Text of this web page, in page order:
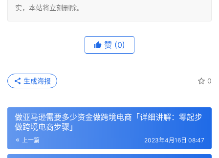
实，本站将立刻删除。
赞 (0)
0
生成海报
做亚马逊需要多少资金做跨境电商「详细讲解：零起步
做跨境电商步骤」
上一篇 2023年4月16日 08:47